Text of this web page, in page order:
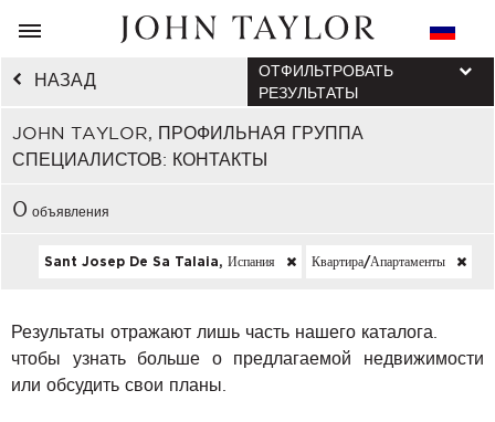
НАЗАД
JOHN TAYLOR, ПРОФИЛЬНАЯ ГРУППА
СПЕЦИАЛИСТОВ: КОНТАКТЫ
ОТФИЛЬТРОВАТЬ
РЕЗУЛЬТАТЫ
0 объявления
Sant Josep De Sa Talaia, Испания Квартира/апартаменты
Результаты отражают лишь часть нашего каталога.
чтобы узнать больше о предлагаемой недвижимости
или обсудить свои планы.